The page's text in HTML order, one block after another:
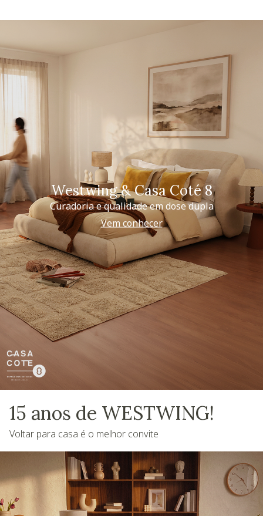
Westwing & Casa Coté 8
Curadoria e qualidade em dose dupla
Vem conhecer
15 anos de WESTWING!
Voltar para casa é o melhor convite